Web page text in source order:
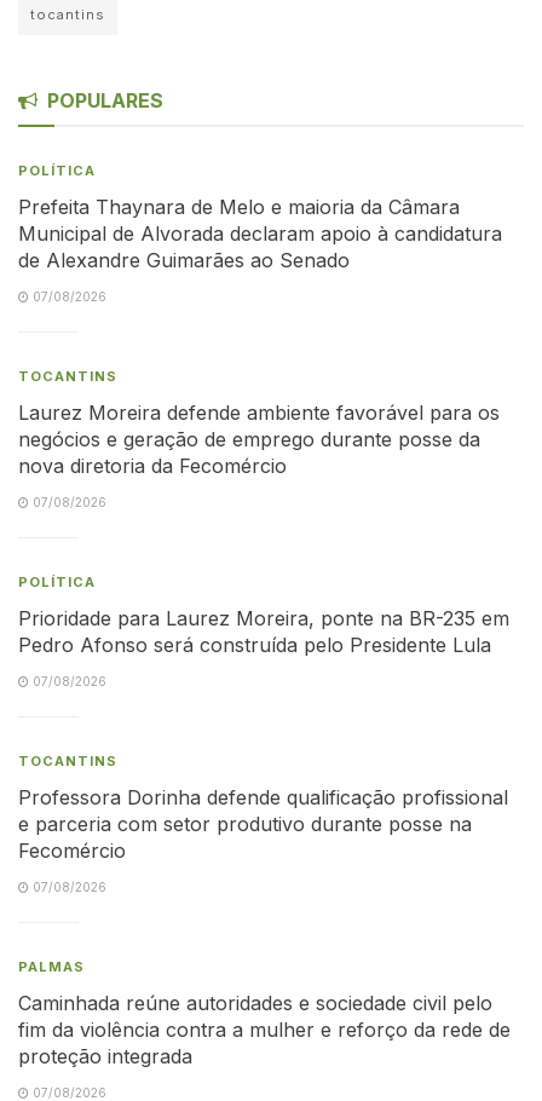
tocantins
POPULARES
POLÍTICA
Prefeita Thaynara de Melo e maioria da Câmara
Municipal de Alvorada declaram apoio à candidatura
de Alexandre Guimarães ao Senado
07/08/2026
TOCANTINS
Laurez Moreira defende ambiente favorável para os
negócios e geração de emprego durante posse da
nova diretoria da Fecomércio
07/08/2026
POLÍTICA
Prioridade para Laurez Moreira, ponte na BR-235 em
Pedro Afonso será construída pelo Presidente Lula
07/08/2026
TOCANTINS
Professora Dorinha defende qualificação profissional
e parceria com setor produtivo durante posse na
Fecomércio
07/08/2026
PALMAS
Caminhada reúne autoridades e sociedade civil pelo
fim da violência contra a mulher e reforço da rede de
proteção integrada
07/08/2026